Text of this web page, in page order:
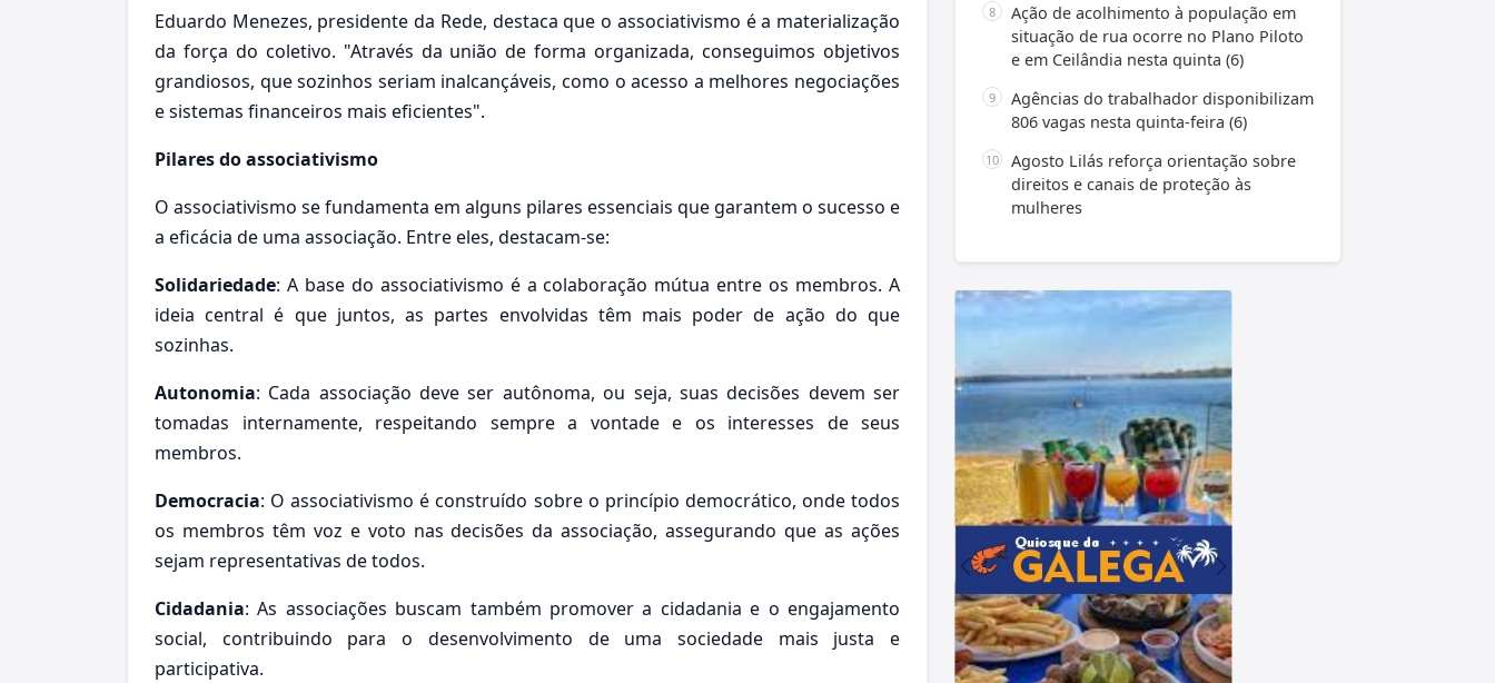
Eduardo Menezes, presidente da Rede, destaca que o associativismo é a materialização
da força do coletivo. "Através da união de forma organizada, conseguimos objetivos
grandiosos, que sozinhos seriam inalcançáveis, como o acesso a melhores negociações
e sistemas financeiros mais eficientes".
Pilares do associativismo
O associativismo se fundamenta em alguns pilares essenciais que garantem o sucesso e
a eficácia de uma associação. Entre eles, destacam-se:
Solidariedade: A base do associativismo é a colaboração mútua entre os membros. A
ideia central é que juntos, as partes envolvidas têm mais poder de ação do que
sozinhas.
Autonomia: Cada associação deve ser autônoma, ou seja, suas decisões devem ser
tomadas internamente, respeitando sempre a vontade e os interesses de seus
membros.
Democracia: O associativismo é construído sobre o princípio democrático, onde todos
os membros têm voz e voto nas decisões da associação, assegurando que as ações
sejam representativas de todos.
Cidadania: As associações buscam também promover a cidadania e o engajamento
social, contribuindo para o desenvolvimento de uma sociedade mais justa e
participativa.
Ação de acolhimento à população em
situação de rua ocorre no Plano Piloto
e em Ceilândia nesta quinta (6)
Agências do trabalhador disponibilizam
806 vagas nesta quinta-feira (6)
Agosto Lilás reforça orientação sobre
direitos e canais de proteção às
mulheres